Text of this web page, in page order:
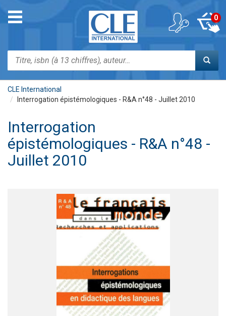
contenu
Toggle
navigation
Rechercher
0
CLE International
Interrogation épistémologiques - R&A n°48 - Juillet 2010
Interrogation
épistémologiques - R&A n°48 -
Juillet 2010